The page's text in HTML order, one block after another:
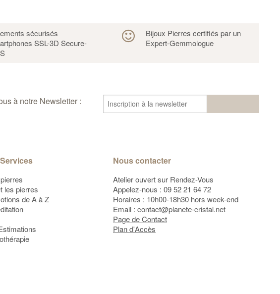
sécurisés
SSL-3D Secure-
Bijoux Pierres certifiés par un
Expert-Gemmologue
à notre Newsletter :
les pierres
de A à Z
Nous contacter
Atelier ouvert sur Rendez-Vous
Appelez-nous : 09 52 21 64 72
Horaires : 10h00-18h30 hors week-end
Email : contact@planete-cristal.net
Page de Contact
Plan d'Accès